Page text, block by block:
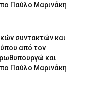
Παύλο Μαρινάκη
συντακτών και
από τον
και
Παύλο Μαρινάκη